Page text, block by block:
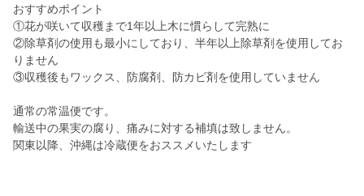
おすすめポイント
①花が咲いて収穫まで1年以上木に慣らして完熟に
②除草剤の使用も最小にしており、半年以上除草剤を使用してお
りません
③収穫後もワックス、防腐剤、防カビ剤を使用していません
通常の常温便です。
輸送中の果実の腐り、痛みに対する補填は致しません。
関東以降、沖縄は冷蔵便をおススメいたします